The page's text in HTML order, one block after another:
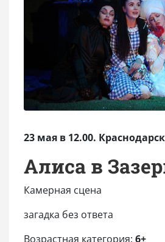
23 мая в 12.00.
Алиса в
Камерная сцена
загадка без ответа
Возрастная категория: 6+